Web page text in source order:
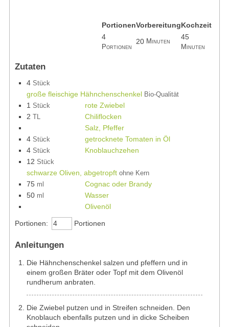
PortionenVorbereitung
4
Portionen
20 Minuten
Kochzeit
45
Minuten
Zutaten
4 Stück
große fleischige Hähnchenschenkel Bio-Qualität
1 Stück
rote Zwiebel
2
TL
Chiliflocken
Salz, Pfeffer
4 Stück
getrocknete Tomaten in Öl
4 Stück
Knoblauchzehen
12 Stück
schwarze Oliven, abgetropft ohne Kern
75 ml
Cognac oder Brandy
50 ml
Wasser
Olivenöl
Portionen: Portionen
Anleitungen
Die Hähnchenschenkel salzen und pfeffern und in
einem großen Bräter oder Topf mit dem Olivenöl
rundherum anbraten.
Die Zwiebel putzen und in Streifen schneiden. Den
Knoblauch ebenfalls putzen und in dicke Scheiben